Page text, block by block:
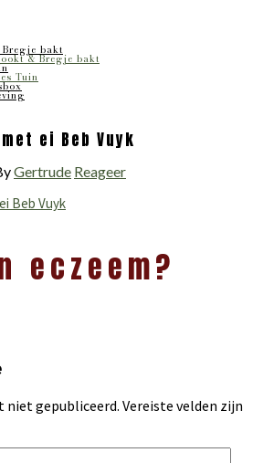
bakt
& Bregje bakt
Tuin
ei Beb Vuyk
Gertrude Reageer
eczeem?
niet gepubliceerd. Vereiste velden zijn